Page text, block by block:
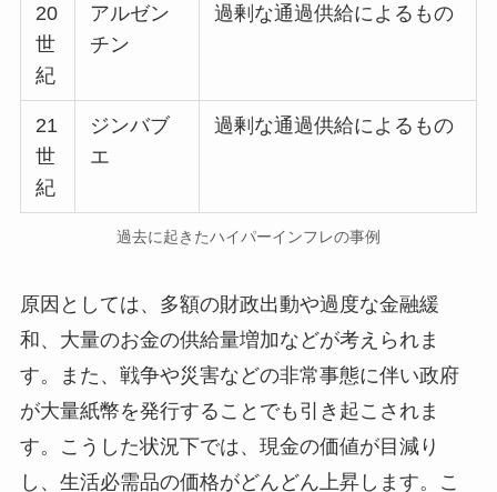
20
世
紀
アルゼン
チン
過剰な通過供給によるもの
21
世
紀
ジンバブ
エ
過剰な通過供給によるもの
過去に起きたハイパーインフレの事例
原因としては、多額の財政出動や過度な金融緩
和、大量のお金の供給量増加などが考えられま
す。また、戦争や災害などの非常事態に伴い政府
が大量紙幣を発行することでも引き起こされま
す。こうした状況下では、現金の価値が目減り
し、生活必需品の価格がどんどん上昇します。こ